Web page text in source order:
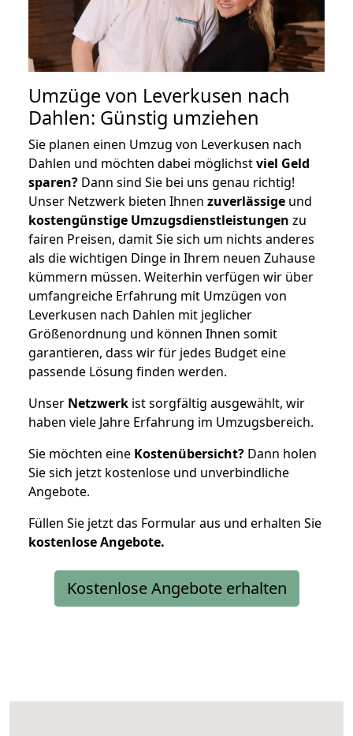
Umzüge von Leverkusen nach
Dahlen: Günstig umziehen
Sie planen einen Umzug von Leverkusen nach
Dahlen und möchten dabei möglichstviel Geld
sparen? Dann sind Sie bei uns genau richtig!
Unser Netzwerk bieten Ihnen zuverlässige und
kostengünstige Umzugsdienstleistungen zu
fairen Preisen, damit Sie sich um nichts anderes
als die wichtigen Dinge in Ihrem neuen Zuhause
kümmern müssen. Weiterhin verfügen wir über
umfangreiche Erfahrung mit Umzügen von
Leverkusen nach Dahlen mit jeglicher
Größenordnung und können Ihnen somit
garantieren, dass wir für jedes Budget eine
passende Lösung finden werden.
Unser Netzwerk ist sorgfältig ausgewählt, wir
haben viele Jahre Erfahrung im Umzugsbereich.
Sie möchten eine Kostenübersicht? Dann holen
Sie sich jetzt kostenlose und unverbindliche
Angebote.
Füllen Sie jetzt das Formular aus und erhalten Sie
kostenloseAngebote.
Kostenlose Angebote erhalten